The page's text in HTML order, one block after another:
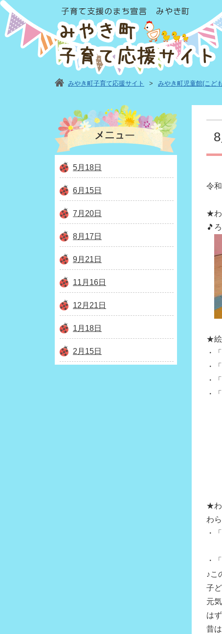
みやき町子育て応援サイト > みやき町児童館(こど
5月18日
6月15日
7月20日
8月17日
9月21日
11月16日
12月21日
1月18日
2月15日
令
★わ
🎵
★絵
・
・
・
・
★わ
わ
・
・
♪こ
子
元
は
昔